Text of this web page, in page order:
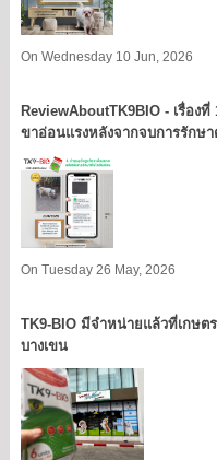
On Wednesday 10 Jun, 2026
ReviewAboutTK9BIO - เรื่อง
ขาอ่อนแรงหลังจากจบการรักษ
On Tuesday 26 May, 2026
TK9​-BIO มีจำหน่ายแล้วที่เกษต
บางเขน​